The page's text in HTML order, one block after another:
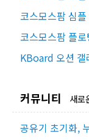
코스모스팜 심플
코스모스팜 플
KBoard 오션 갤
커뮤니티 새로
공유기 초기화,